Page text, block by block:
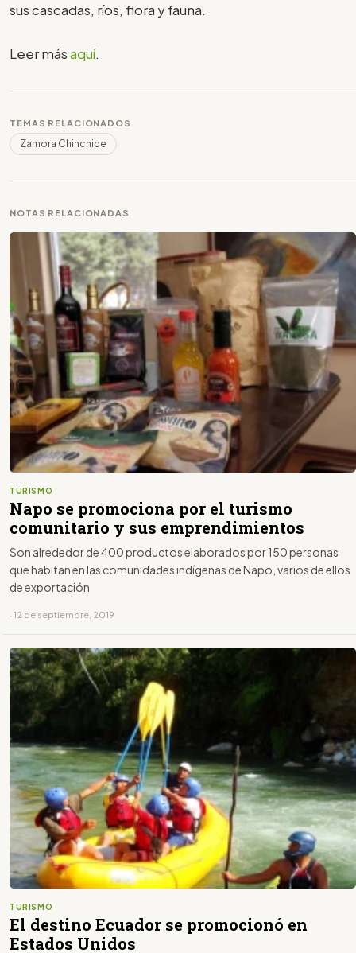
sus cascadas, ríos, flora y fauna.
Leer másaquí.
TEMAS RELACIONADOS
Zamora Chinchipe
NOTAS RELACIONADAS
TURISMO
Napo se promociona por el turismo
comunitario y sus emprendimientos
Son alrededor de 400 productos elaborados por 150 personas
que habitan en las comunidades indígenas de Napo, varios de ellos
de exportación
· 12 de septiembre, 2019
TURISMO
El destino Ecuador se promocionó en
Estados Unidos